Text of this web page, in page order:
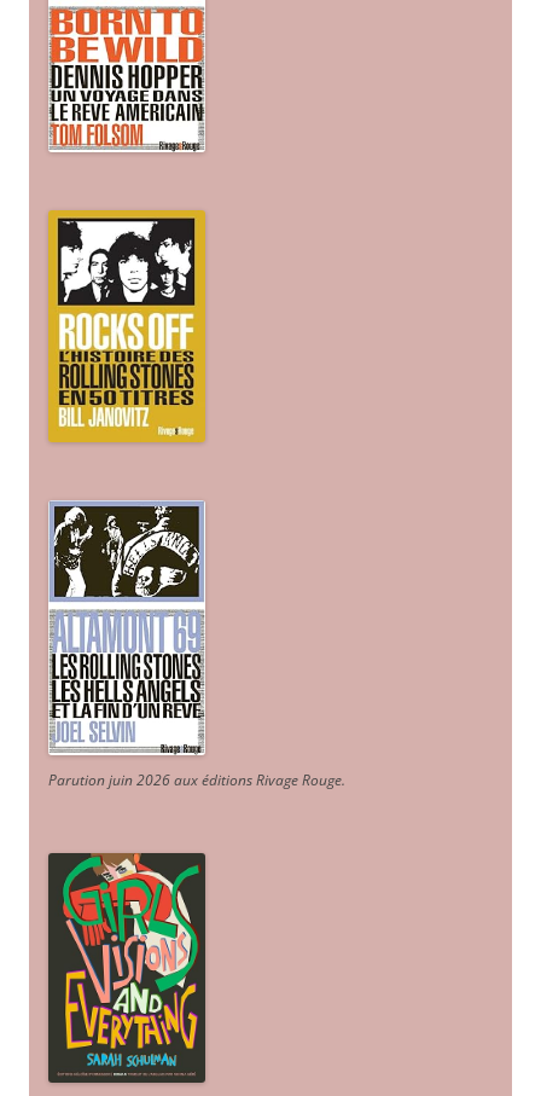
Parution juin 2026 aux éditions Rivage Rouge.